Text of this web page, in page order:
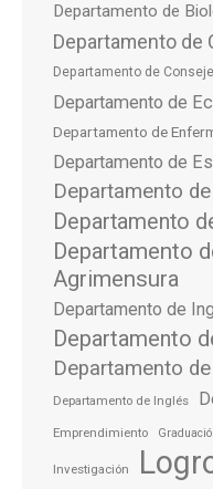
Departamento de
Departamento de
Departamento de
Departamento de
Departamento de
Departamento de
Departamento
Departamento
Departamento
Agrimensura
Departamento de
Departamento
Departamento
Departamento de Inglés
Emprendimiento
Investigación